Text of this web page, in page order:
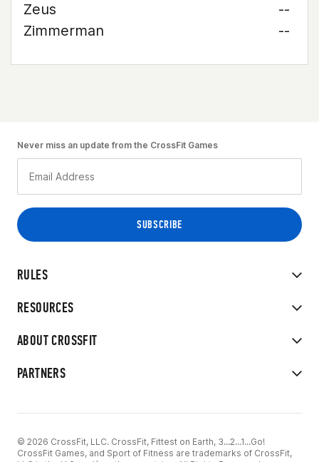
Zeus
--
Zimmerman
--
RULES
RESOURCES
ABOUT CROSSFIT
PARTNERS
Never miss an update from the CrossFit Games
© 2026 CrossFit, LLC. CrossFit, Fittest on Earth, 3...2...1...Go!
CrossFit Games, and Sport of Fitness are trademarks of CrossFit,